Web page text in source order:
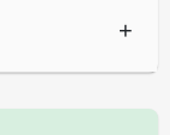
+